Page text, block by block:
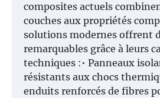
composites actuels
couches aux propriétés
solutions modernes offrent
remarquables grâce à leurs
techniques :• Panneaux
résistants aux chocs
enduits renforcés de fibres